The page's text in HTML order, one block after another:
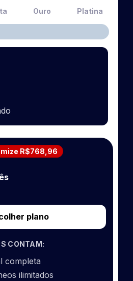
Ouro Platina
R$768,96
plano
CONTAM:
completa
ilimitados